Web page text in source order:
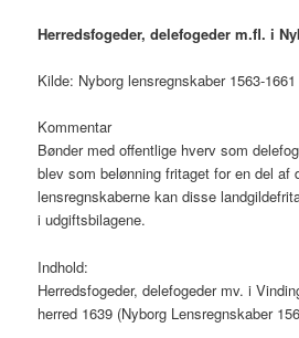
Herredsfogeder, delefogeder m.fl. i
Kilde: Nyborg lensregnskaber 1563-
Kommentar
Bønder med offentlige hverv som
blev som belønning fritaget for en del af
lensregnskaberne kan disse
i udgiftsbilagene.
Indhold:
Herredsfogeder, delefogeder mv. i
herred 1639 (Nyborg Lensregnskaber